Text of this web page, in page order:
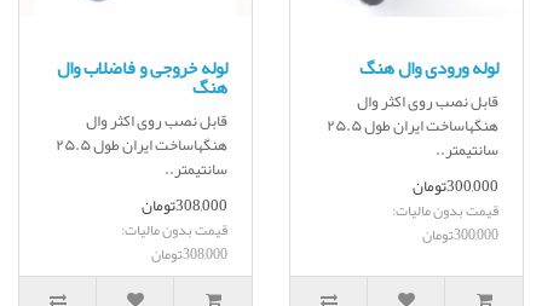
لوله ورودی وال هنگ
قابل نصب روی اکثر وال
هنگهاساخت ایران طول ۲۵.۵
سانتیمتر..
300,000تومان
قیمت بدون مالیات:
300,000تومان
لوله خروجی و فاضلاب وال
هنگ
قابل نصب روی اکثر وال
هنگهاساخت ایران طول ۲۵.۵
سانتیمتر..
308,000تومان
قیمت بدون مالیات:
308,000تومان